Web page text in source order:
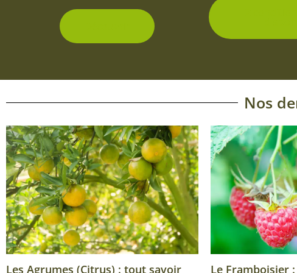
Nos
Les Agrumes (Citrus) : tout savoir Le Framboisier